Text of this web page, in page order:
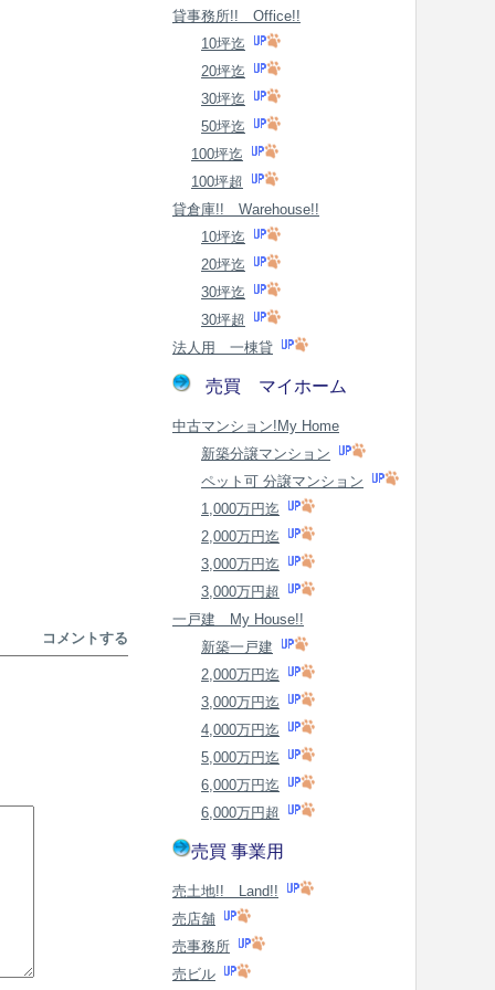
コメントする
貸事務所!! Office!!
10坪迄
20坪迄
30坪迄
50坪迄
100坪迄
100坪超
貸倉庫!! Warehouse!!
10坪迄
20坪迄
30坪迄
30坪超
法人用 一棟貸
売買 マイホーム
中古マンション!My Home
新築分譲マンション
ペット可 分譲マンション
1,000万円迄
2,000万円迄
3,000万円迄
3,000万円超
一戸建 My House!!
新築一戸建
2,000万円迄
3,000万円迄
4,000万円迄
5,000万円迄
6,000万円迄
6,000万円超
売買 事業用
売土地!! Land!!
売店舗
売事務所
売ビル